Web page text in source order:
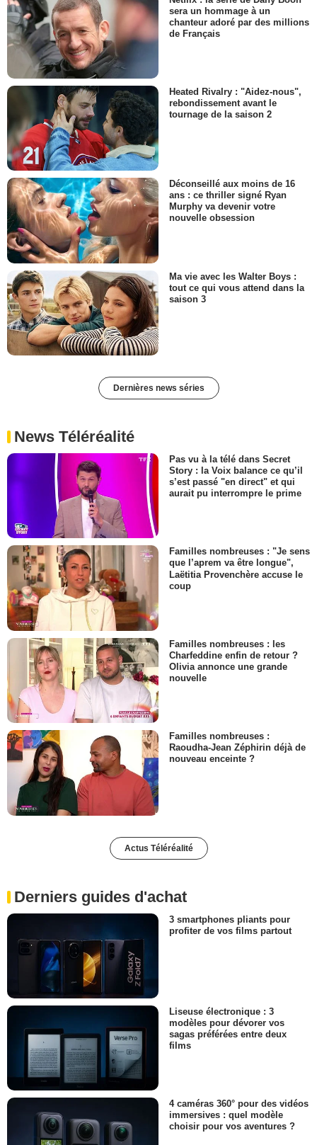
sera un hommage à un
chanteur adoré par des millions
de Français
Heated Rivalry : "Aidez-nous",
rebondissement avant le
tournage de la saison 2
Déconseillé aux moins de 16
ans : ce thriller signé Ryan
Murphy va devenir votre
nouvelle obsession
Ma vie avec les Walter Boys :
tout ce qui vous attend dans la
saison 3
Dernières news séries
News Téléréalité
Pas vu à la télé dans Secret
Story : la Voix balance ce qu’il
s’est passé "en direct" et qui
aurait pu interrompre le prime
Familles nombreuses : "Je sens
que l’aprem va être longue",
Laëtitia Provenchère accuse le
coup
Familles nombreuses : les
Charfeddine enfin de retour ?
Olivia annonce une grande
nouvelle
Familles nombreuses :
Raoudha-Jean Zéphirin déjà de
nouveau enceinte ?
Actus Téléréalité
Derniers guides d'achat
3 smartphones pliants pour
profiter de vos films partout
Liseuse électronique : 3
modèles pour dévorer vos
sagas préférées entre deux
films
4 caméras 360° pour des vidéos
immersives : quel modèle
choisir pour vos aventures ?